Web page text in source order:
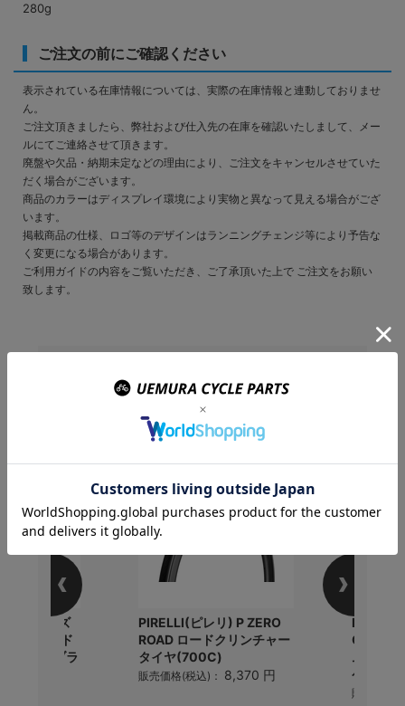
280g
ご注文の前にご確認ください
表示されている在庫情報については、実際の在庫情報と連動しておりませ
ん。
ご注文頂きましたら、弊社および仕入先の在庫を確認いたしまして、メー
ルにてご連絡させて頂きます。
廃盤や欠品・納期未定などの理由により、ご注文をキャンセルさせていた
だく場合がございます。
商品のカラーはディスプレイ環境により実物と異なって見える場合がござ
います。
掲載商品の仕様、ロゴ等のデザインはランニングチェンジ等により予告な
く変更になる場合があります。
ご利用ガイドの内容をご覧いただき、ご了承頂いた上で ご注文をお願い
致します。
この商品を購入のお客様
はこんな商品を買ってい
ます
パールイズ
ドシェイド
ニー 2.ブラ
PIRELLI(ピレリ) P ZERO
ROAD ロードクリンチャー
タイヤ(700C)
販売価格(税込)： 8,370 円
ELITE (
ムレー
ケージ
販売価格(